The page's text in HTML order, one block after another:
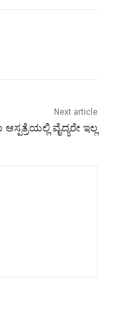
Next article
ವೈದ್ಯರೇ ಇಲ್ಲ